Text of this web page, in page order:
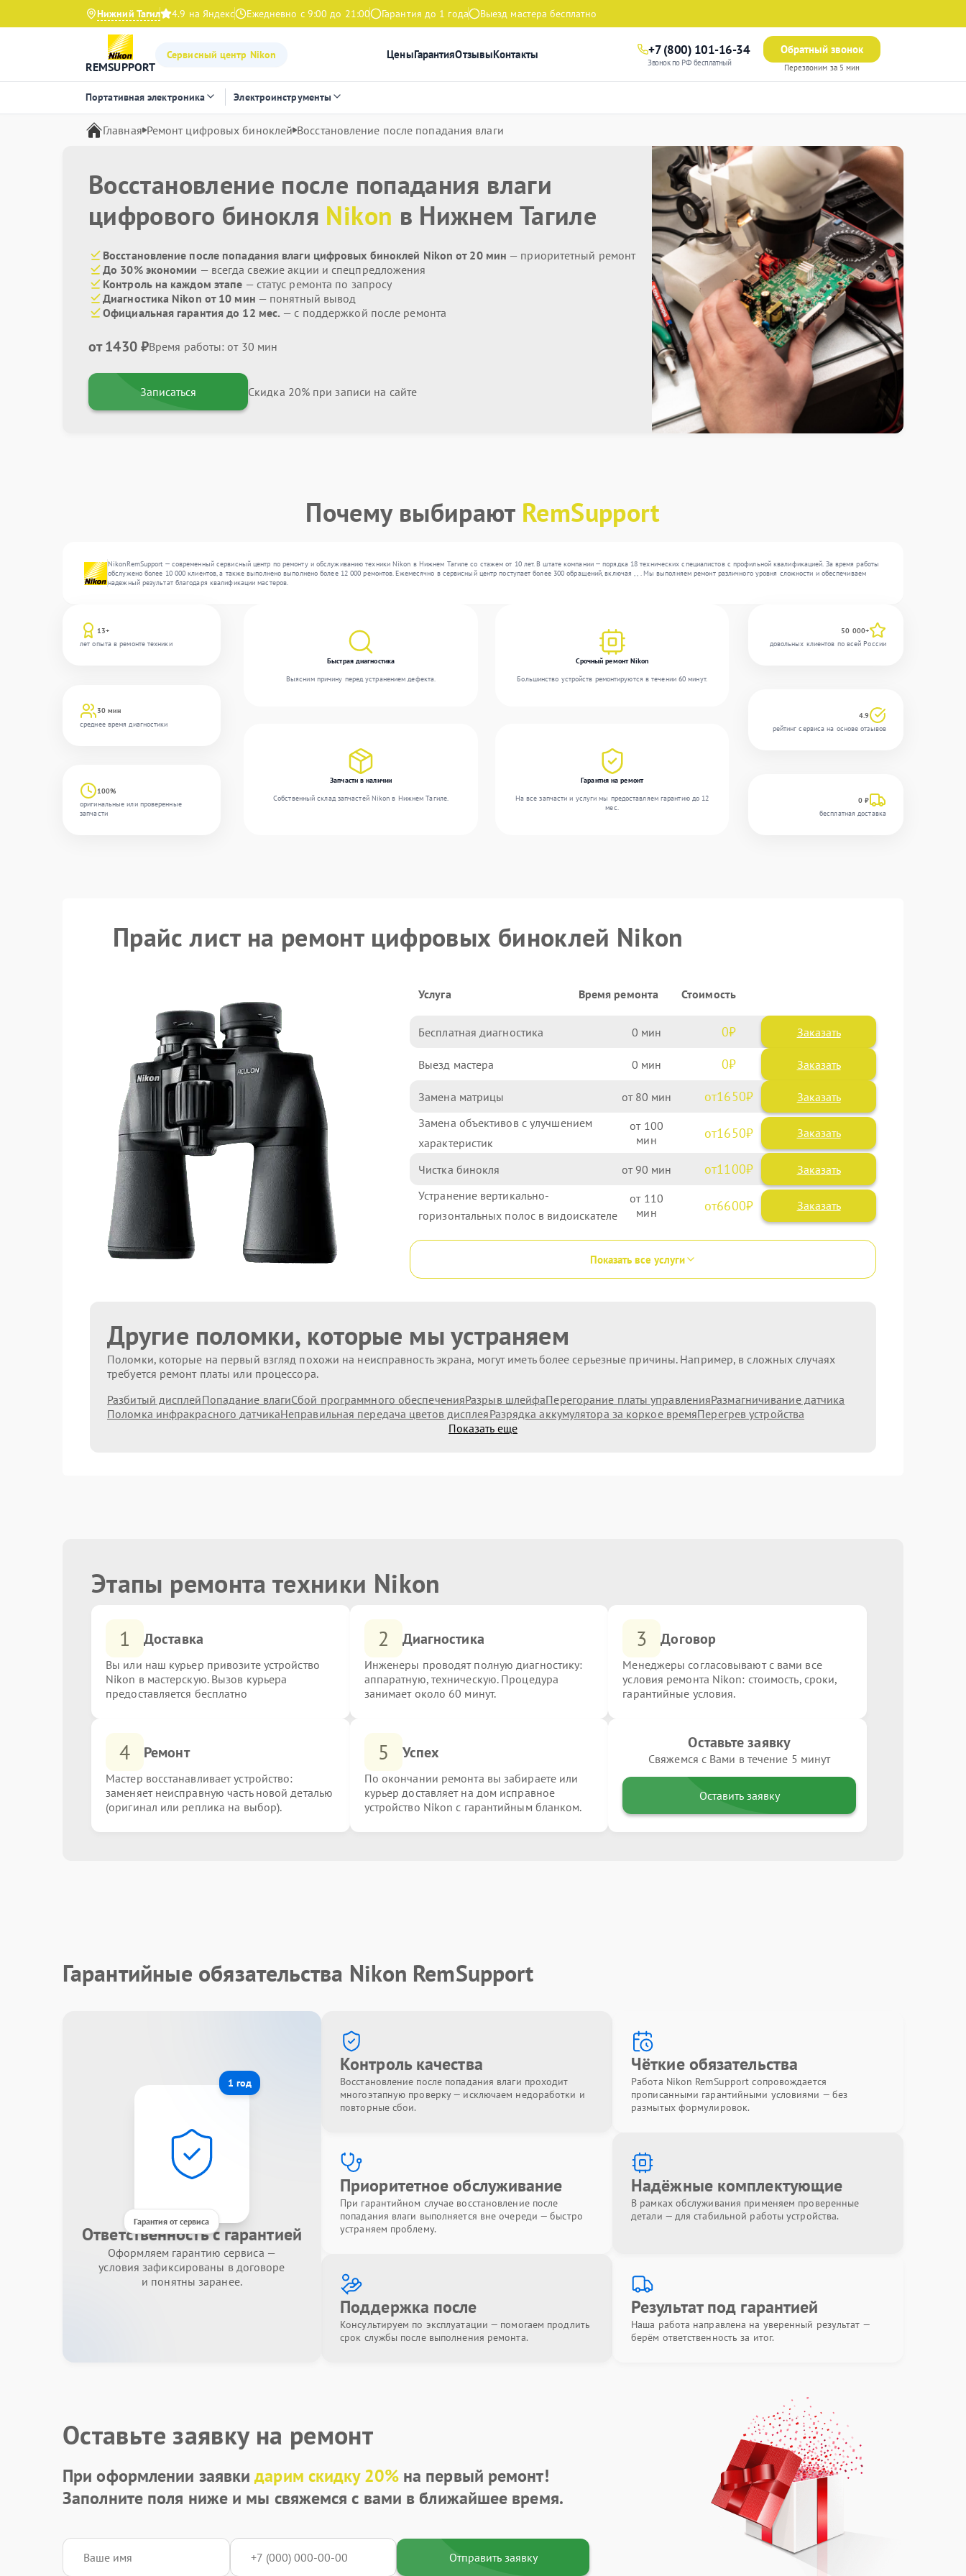
Нижний Тагил 4.9 на Яндекс Ежедневно с 9:00 до 21:00 Гарантия до 1 года Выезд мастера бесплатно
REMSUPPORT
Сервисный центр Nikon ЦеныГарантияОтзывыКонтакты +7 (800) 101-16-34
Звонок по РФ бесплатный
Обратный звонок
Перезвоним за 5 мин
Портативная электроника Электроинструменты
Главная Ремонт цифровых биноклей Восстановление после попадания влаги
Восстановление после попадания влаги
цифрового бинокля Nikon в Нижнем Тагиле
Восстановление после попадания влаги цифровых биноклей Nikon от 20 мин — приоритетный ремонт
До 30% экономии — всегда свежие акции и спецпредложения
Контроль на каждом этапе — статус ремонта по запросу
Диагностика Nikon от 10 мин — понятный вывод
Официальная гарантия до 12 мес. — с поддержкой после ремонта
от 1430 ₽Время работы: от 30 мин
Записаться Скидка 20% при записи на сайте
Почему выбирают RemSupport
NikonRemSupport — современный сервисный центр по ремонту и обслуживанию техники Nikon в Нижнем Тагиле со стажем от 10 лет. В штате компании — порядка 18 технических специалистов с профильной квалификацией. За время работы
обслужено более 10 000 клиентов, а также выполнено выполнено более 12 000 ремонтов. Ежемесячно в сервисный центр поступает более 300 обращений, включая , , . Мы выполняем ремонт различного уровня сложности и обеспечиваем
надежный результат благодаря квалификации мастеров.
13+
лет опыта в ремонте техники
30 мин
среднее время диагностики
100%
оригинальные или проверенные
запчасти
Быстрая диагностика
Выясним причину перед устранением дефекта.
Срочный ремонт Nikon
Большинство устройств ремонтируются в течении 60 минут.
Запчасти в наличии
Собственный склад запчастей Nikon в Нижнем Тагиле.
Гарантия на ремонт
На все запчасти и услуги мы предоставляем гарантию до 12
мес.
50 000+
довольных клиентов по всей России
4.9
рейтинг сервиса на основе отзывов
0 ₽
бесплатная доставка
Прайс лист на ремонт цифровых биноклей Nikon
Услуга Время ремонта Стоимость
Бесплатная диагностика 0 0 Заказать
Выезд мастера 0 0 Заказать
Замена матрицы 80 1650
Замена объективов с улучшением
характеристик
100 1650
Чистка бинокля 90 1100
Устранение вертикально-
горизонтальных полос в видоискателе
110 6600
Показать все услуги
Другие поломки, которые мы устраняем
Поломки, которые на первый взгляд похожи на неисправность экрана, могут иметь более серьезные причины. Например, в сложных случаях
требуется ремонт платы или процессора.
Разбитый дисплейПопадание влагиСбой программного обеспеченияРазрыв шлейфаПерегорание платы управленияРазмагничивание датчика
Поломка инфракрасного датчикаНеправильная передача цветов дисплеяРазрядка аккумулятора за коркое времяПерегрев устройства
Показать еще
Этапы ремонта техники Nikon
1 Доставка
Вы или наш курьер привозите устройство
Nikon в мастерскую. Вызов курьера
предоставляется бесплатно
2 Диагностика
Инженеры проводят полную диагностику:
аппаратную, техническую. Процедура
занимает около 60 минут.
3 Договор
Менеджеры согласовывают с вами все
условия ремонта Nikon: стоимость, сроки,
гарантийные условия.
4 Ремонт
Мастер восстанавливает устройство:
заменяет неисправную часть новой деталью
(оригинал или реплика на выбор).
5 Успех
По окончании ремонта вы забираете или
курьер доставляет на дом исправное
устройство Nikon с гарантийным бланком.
Оставьте заявку
Свяжемся с Вами в течение 5 минут
Оставить заявку
Гарантийные обязательства Nikon RemSupport
1 год
Гарантия от сервиса
Ответственность с гарантией
Оформляем гарантию сервиса —
условия зафиксированы в договоре
и понятны заранее.
Контроль качества
Восстановление после попадания влаги проходит
многоэтапную проверку — исключаем недоработки и
повторные сбои.
Чёткие обязательства
Работа Nikon RemSupport сопровождается
прописанными гарантийными условиями — без
размытых формулировок.
Приоритетное обслуживание
При гарантийном случае восстановление после
попадания влаги выполняется вне очереди — быстро
устраняем проблему.
Надёжные комплектующие
В рамках обслуживания применяем проверенные
детали — для стабильной работы устройства.
Поддержка после
Консультируем по эксплуатации — помогаем продлить
срок службы после выполнения ремонта.
Результат под гарантией
Наша работа направлена на уверенный результат —
берём ответственность за итог.
Оставьте заявку на ремонт
При оформлении заявкидарим скидку 20%на первый ремонт!
Заполните поля ниже и мы свяжемся с вами в ближайшее время.
Отправить заявку